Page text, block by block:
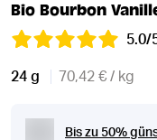
Bio Bourbon
5.0/
24 g 70,42 € / kg
Bis zu 50%